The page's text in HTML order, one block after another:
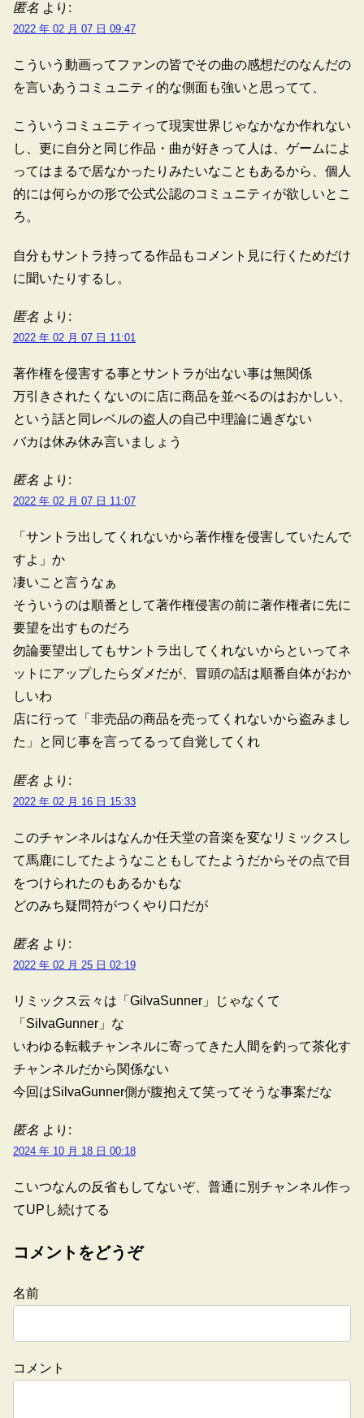
匿名 より:
2022 年 02 月 07 日 09:47
こういう動画ってファンの皆でその曲の感想だのなんだの
を言いあうコミュニティ的な側面も強いと思ってて、
こういうコミュニティって現実世界じゃなかなか作れない
し、更に自分と同じ作品・曲が好きって人は、ゲームによ
ってはまるで居なかったりみたいなこともあるから、個人
的には何らかの形で公式公認のコミュニティが欲しいとこ
ろ。
自分もサントラ持ってる作品もコメント見に行くためだけ
に聞いたりするし。
匿名 より:
2022 年 02 月 07 日 11:01
著作権を侵害する事とサントラが出ない事は無関係
万引きされたくないのに店に商品を並べるのはおかしい、
という話と同レベルの盗人の自己中理論に過ぎない
バカは休み休み言いましょう
匿名 より:
2022 年 02 月 07 日 11:07
「サントラ出してくれないから著作権を侵害していたんで
すよ」か
凄いこと言うなぁ
そういうのは順番として著作権侵害の前に著作権者に先に
要望を出すものだろ
勿論要望出してもサントラ出してくれないからといってネ
ットにアップしたらダメだが、冒頭の話は順番自体がおか
しいわ
店に行って「非売品の商品を売ってくれないから盗みまし
た」と同じ事を言ってるって自覚してくれ
匿名 より:
2022 年 02 月 16 日 15:33
このチャンネルはなんか任天堂の音楽を変なリミックスし
て馬鹿にしてたようなこともしてたようだからその点で目
をつけられたのもあるかもな
どのみち疑問符がつくやり口だが
匿名 より:
2022 年 02 月 25 日 02:19
リミックス云々は「GilvaSunner」じゃなくて
「SilvaGunner」な
いわゆる転載チャンネルに寄ってきた人間を釣って茶化す
チャンネルだから関係ない
今回はSilvaGunner側が腹抱えて笑ってそうな事案だな
匿名 より:
2024 年 10 月 18 日 00:18
こいつなんの反省もしてないぞ、普通に別チャンネル作っ
てUPし続けてる
コメントをどうぞ
名前
コメント